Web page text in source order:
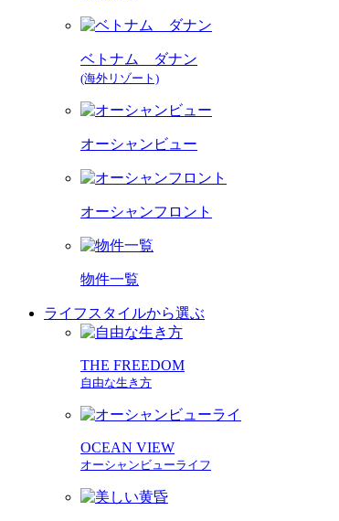
ベトナム ダナン
(海外リゾート)
オーシャンビュー
オーシャンフロント
物件一覧
ライフスタイルから選ぶ
THE FREEDOM
自由な生き方
OCEAN VIEW
オーシャンビューライフ